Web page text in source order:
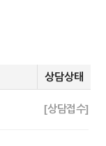
상담상태
[상담접수]